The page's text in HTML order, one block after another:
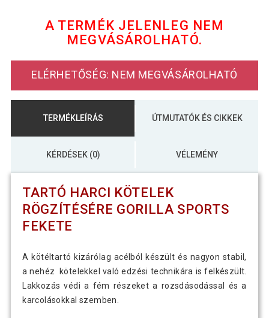
A TERMÉK JELENLEG NEM
MEGVÁSÁROLHATÓ.
ELÉRHETŐSÉG: NEM MEGVÁSÁROLHATÓ
TERMÉKLEÍRÁS ÚTMUTATÓK ÉS CIKKEK
KÉRDÉSEK (0) VÉLEMÉNY
TARTÓ HARCI KÖTELEK
RÖGZÍTÉSÉRE GORILLA SPORTS
FEKETE
A kötéltartó kizárólag acélból készült és nagyon stabil,
a nehéz kötelekkel való edzési technikára is felkészült.
Lakkozás védi a fém részeket a rozsdásodással és a
karcolásokkal szemben.